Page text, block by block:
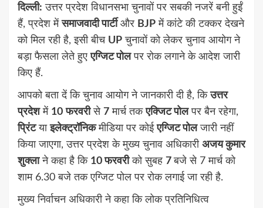
दिल्ली: उत्तर प्रदेश विधानसभा चुनावों पर सबकी नजरें बनी हुईं
हैं, प्रदेश मेंसमाजवादी पार्टीऔर BJP में कांटे की टक्कर देखने
को मिल रही है, इसी बीच UP चुनावों को लेकर चुनाव आयोग ने
बड़ा फैसला लेते हुएएग्जिट पोलपर रोक लगाने के आदेश जारी
किए हैं.
आपको बता दें कि चुनाव आयोग ने जानकारी दी है, किउत्तर
प्रदेशमें 10 फरवरीसे 7 मार्च तकएक्जिट पोलपर बैन रहेगा,
प्रिंटयाइलेक्ट्रॉनिकमीडिया पर कोईएग्जिट पोलजारी नहीं
किया जाएगा, उत्तर प्रदेश के मुख्य चुनाव अधिकारी अजय कुमार
शुक्लाने कहा है कि 10 फरवरीको सुबह 7बजे से 7 मार्च को
शाम 6.30 बजे तक एग्जिट पोल पर रोक लगाई जा रही है.
मुख्य निर्वाचन अधिकारी ने कहा कि लोक प्रतिनिधित्व